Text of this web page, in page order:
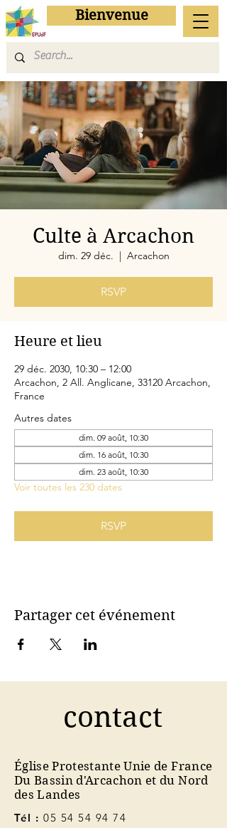
Bienvenue
Culte à Arcachon
dim. 29 déc.
  |
Arcachon
RSVP
Heure et lieu
29 déc. 2030, 10:30 – 12:00
Arcachon, 2 All. Anglicane, 33120 Arcachon,
France
Autres dates
dim. 09 août, 10:30
dim. 16 août, 10:30
dim. 23 août, 10:30
Voir toutes les 230 dates
RSVP
Partager cet événement
contact
Église Protestante Unie de France
Du Bassin d'Arcachon et du Nord
des Landes
Tél : 05 54 54 94 74